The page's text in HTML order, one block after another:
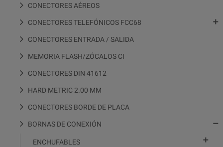
CONECTORES AÉREOS
CONECTORES TELEFÓNICOS FCC68 
CONECTORES ENTRADA / SALIDA
MEMORIA FLASH/ZÓCALOS CI
CONECTORES DIN 41612
HARD METRIC 2.00 MM
CONECTORES BORDE DE PLACA
BORNAS DE CONEXIÓN 
ENCHUFABLES 